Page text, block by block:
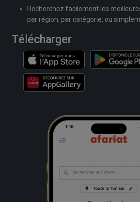
Recherchez facilement les
par région, par catégorie, ou
Télécharger